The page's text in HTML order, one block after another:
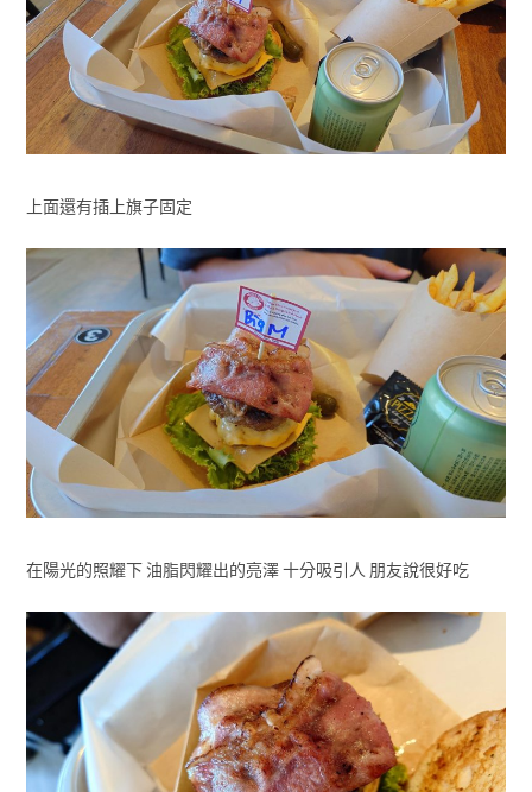
上面還有插上旗子固定
在陽光的照耀下 油脂閃耀出的亮澤 十分吸引人 朋友說很好吃